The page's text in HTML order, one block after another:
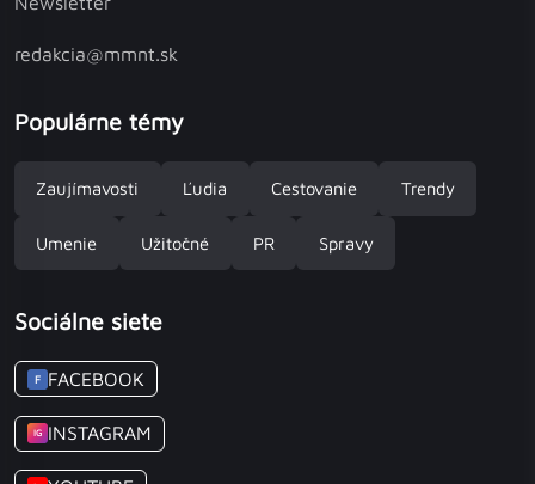
redakcia@mmnt.sk
Populárne témy
Zaujímavosti Ľudia Cestovanie Trendy
Umenie Užitočné PR Spravy
Sociálne siete
F FACEBOOK
IG INSTAGRAM